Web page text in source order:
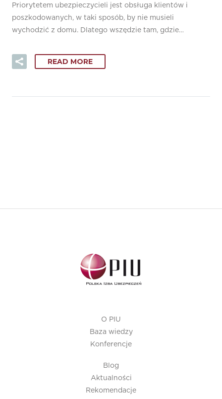
Priorytetem ubezpieczycieli jest obsługa klientów i
poszkodowanych, w taki sposób, by nie musieli
wychodzić z domu. Dlatego wszędzie tam, gdzie…
READ MORE
O PIU
Baza wiedzy
Konferencje
Blog
Aktualności
Rekomendacje